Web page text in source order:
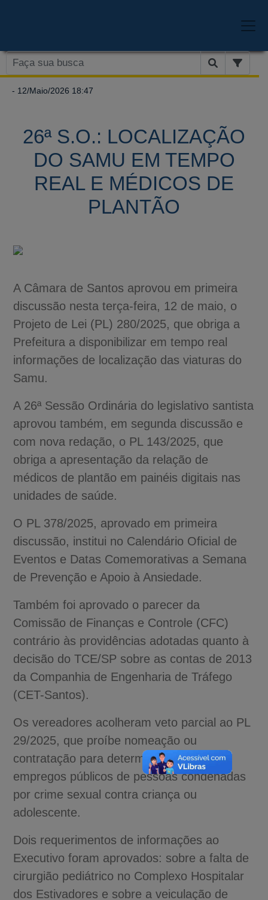
- 12/Maio/2026 18:47
26ª S.O.: LOCALIZAÇÃO
DO SAMU EM TEMPO
REAL E MÉDICOS DE
PLANTÃO
A Câmara de Santos aprovou em primeira
discussão nesta terça-feira, 12 de maio, o
Projeto de Lei (PL) 280/2025, que obriga a
Prefeitura a disponibilizar em tempo real
informações de localização das viaturas do
Samu.
A 26ª Sessão Ordinária do legislativo santista
aprovou também, em segunda discussão e
com nova redação, o PL 143/2025, que
obriga a apresentação da relação de
médicos de plantão em painéis digitais nas
unidades de saúde.
O PL 378/2025, aprovado em primeira
discussão, institui no Calendário Oficial de
Eventos e Datas Comemorativas a Semana
de Prevenção e Apoio à Ansiedade.
Também foi aprovado o parecer da
Comissão de Finanças e Controle (CFC)
contrário às providências adotadas quanto à
decisão do TCE/SP sobre as contas de 2013
da Companhia de Engenharia de Tráfego
(CET-Santos).
Os vereadores acolheram veto parcial ao PL
29/2025, que proíbe nomeação ou
contratação para determinados cargos e
empregos públicos de pessoas condenadas
por crime sexual contra criança ou
adolescente.
Dois requerimentos de informações ao
Executivo foram aprovados: sobre a falta de
cirurgião pediátrico no Complexo Hospitalar
dos Estivadores e sobre a veiculação de